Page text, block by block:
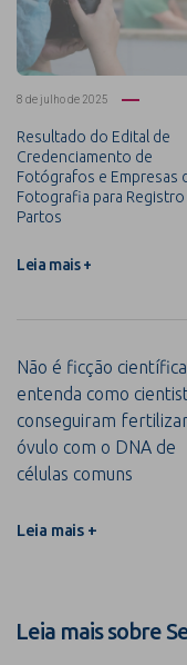
8 de julho de 2025
Resultado do Edital de
Credenciamento de
Fotógrafos e Empresas
Fotografia para Registro
Partos
Leia mais +
Não é ficção
entenda como
conseguiram
óvulo com o DNA de
células comuns
Leia mais +
Leia mais sobre